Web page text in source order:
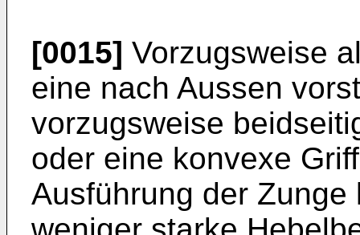
[0015] Vorzugsweise
eine nach Aussen
vorzugsweise
oder eine konvexe
Ausführung der